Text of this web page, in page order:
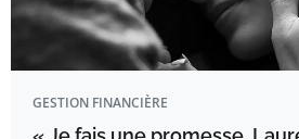
GESTION FINANCIÈRE